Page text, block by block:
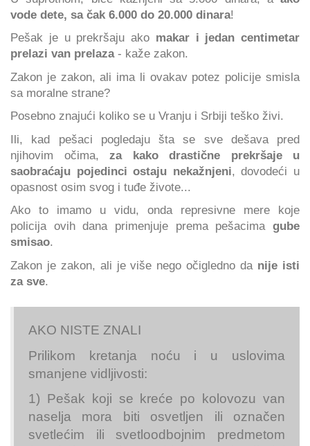
vode dete, sa čak 6.000 do 20.000 dinara!
Pešak je u prekršaju ako makar i jedan centimetar
prelazi van prelaza- kaže zakon.
Zakon je zakon, ali ima li ovakav potez policije smisla
sa moralne strane?
Posebno znajući koliko se u Vranju i Srbiji teško živi.
Ili, kad pešaci pogledaju šta se sve dešava pred
njihovim očima, za kako drastične prekršaje u
saobraćaju pojedinci ostaju nekažnjeni, dovodeći u
opasnost osim svog i tuđe živote...
Ako to imamo u vidu, onda represivne mere koje
policija ovih dana primenjuje prema pešacima gube
smisao.
Zakon je zakon, ali je više nego očigledno da nije isti
za sve.
AKO NISTE ZNALI
Prilikom kretanja noću i u uslovima
smanjene vidljivosti:
1) Pešak koji se kreće po kolovozu van
naselja mora biti osvetljen ili označen
svetlećim ili svetloodbojnim predmetom